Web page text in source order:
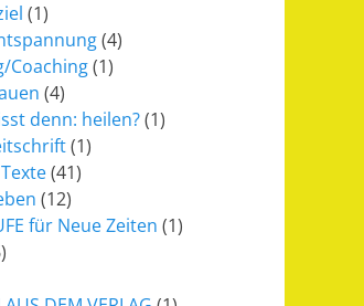
(1)
(4)
Coaching(1)
(4)
denn: heilen?(1)
(1)
(41)
(12)
für Neue Zeiten (1)